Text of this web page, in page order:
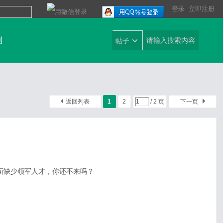
登录 立即注册
帖子
1 2 / 2 页 下一页
返回列表
少领军人才，你还不来吗？